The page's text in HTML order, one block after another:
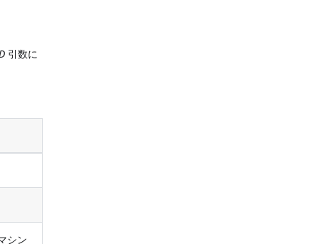
引数に
シン